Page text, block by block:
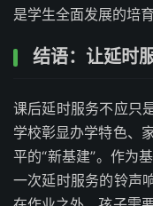
是学生全面发展的培育
结语：让延时
课后延时服务不应只
学校彰显办学特色、
平的“新基建”。作为
一次延时服务的铃声